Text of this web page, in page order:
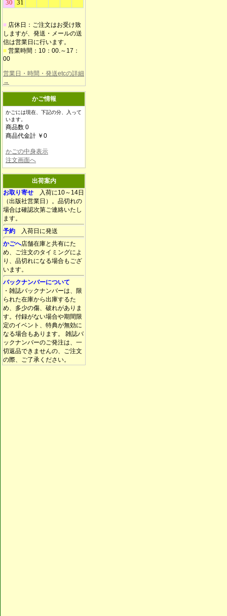
■ 店休日：ご注文はお受け致
しますが、発送・メールの送
信は営業日に行います。
■ 営業時間：10：00.～17：
00
営業日・時間・発送etcの詳細
→
かご情報
かごには現在、下記の分、入って
います。
商品数 0
商品代金計 ￥0
かごの中身表示
注文画面へ
出荷案内
お取り寄せ 入荷に10～14日
（出版社営業日）。品切れの
場合は確認次第ご連絡いたし
ます。
予約 入荷日に発送
かごへ店舗在庫と共有にた
め、ご注文のタイミングによ
り、品切れになる場合もござ
います。
バックナンバーについて
・雑誌バックナンバーは、限
られた在庫から出庫するた
め、多少の傷、破れがありま
す。付録がない場合や期間限
定のイベント、特典が無効に
なる場合もあります。 雑誌バ
ックナンバーのご発注は、一
切返品できませんの、ご注文
の際、ご了承ください。